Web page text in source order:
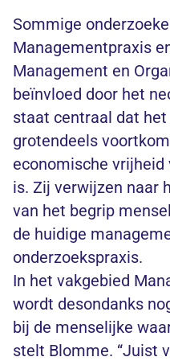
Sommige
Managementpraxis
Management en
beïnvloed door het
staat centraal dat
grotendeels
economische
is. Zij verwijzen naar
van het begrip
de huidige
onderzoekspraxis.
In het vakgebied
wordt desondanks
bij de menselijke
stelt Blomme. “Juist